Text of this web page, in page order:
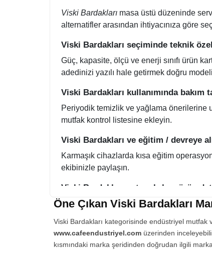
Viski Bardaklarımasa üstü düzeninde
alternatifler arasından ihtiyacınıza göre
Viski Bardakları seçiminde teknik
Güç, kapasite, ölçü ve enerji sınıfı ürün
adedinizi yazılı hale getirmek doğru modeli
Viski Bardakları kullanımında bakım
Periyodik temizlik ve yağlama önerilerine
mutfak kontrol listesine ekleyin.
Viski Bardakları ve eğitim / devreye
Karmaşık cihazlarda kısa eğitim
ekibinizle paylaşın.
Viski Bardakları satın alırken ürün
Boyut, uyumluluk ve paket içeriği iade
Viski Bardakları ve sürdürülebilir
Enerji verimli modeller ve uzun ömürlü
Öne Çıkan Viski Bardakları
Viski Bardakları kategorisinde endüstriyel
www.cafeendustriyel.com üzerinden
kısmındaki marka şeridinden doğrudan ilgili